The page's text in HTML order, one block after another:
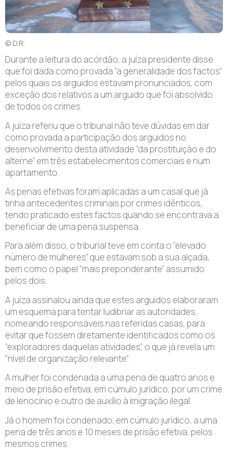
© D.R.
Durante a leitura do acórdão, a juíza presidente disse
que foi dada como provada “a generalidade dos factos”
pelos quais os arguidos estavam pronunciados, com
exceção dos relativos a um arguido que foi absolvido
de todos os crimes.
A juíza referiu que o tribunal não teve dúvidas em dar
como provada a participação dos arguidos no
desenvolvimento desta atividade “da prostituição e do
alterne” em três estabelecimentos comerciais e num
apartamento.
As penas efetivas foram aplicadas a um casal que já
tinha antecedentes criminais por crimes idênticos,
tendo praticado estes factos quando se encontrava a
beneficiar de uma pena suspensa.
Para além disso, o tribunal teve em conta o “elevado
número de mulheres” que estavam sob a sua alçada,
bem como o papel “mais preponderante” assumido
pelos dois.
A juíza assinalou ainda que estes arguidos elaboraram
um esquema para tentar ludibriar as autoridades,
nomeando responsáveis nas referidas casas, para
evitar que fossem diretamente identificados como os
“exploradores daquelas atividades”, o que já revela um
“nível de organização relevante”.
A mulher foi condenada a uma pena de quatro anos e
meio de prisão efetiva, em cúmulo jurídico, por um crime
de lenocínio e outro de auxílio à imigração ilegal.
Já o homem foi condenado, em cúmulo jurídico, a uma
pena de três anos e 10 meses de prisão efetiva, pelos
mesmos crimes.